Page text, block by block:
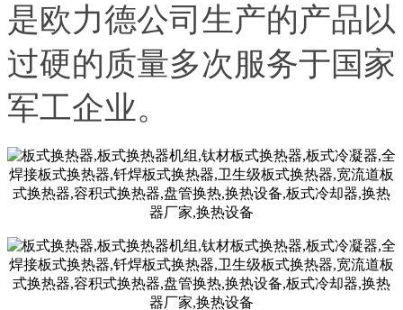
是欧力德公司生产的产品以
过硬的质量多次服务于国家
军工企业。